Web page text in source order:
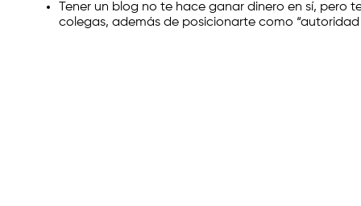
Tener un blog no te hace ganar dinero en sí,
colegas, además de posicionarte como